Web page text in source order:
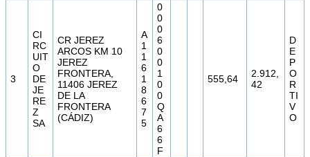
3
CI
RC
UIT
O
DE
JE
RE
Z
SA
CR JEREZ
ARCOS KM 10
JEREZ
FRONTERA,
11406 JEREZ
DE LA
FRONTERA
(CÁDIZ)
A
1
1
6
1
8
6
7
5
0
0
0
6
0
0
1
0
0
Q
A
6
6
F
555,64
2.912,
42
D
E
P
O
R
TI
V
O